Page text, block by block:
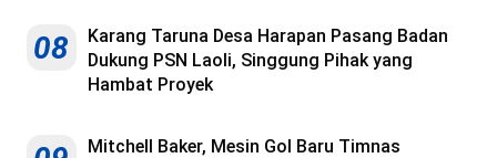
08
Karang Taruna Desa Harapan Pasang Badan
Dukung PSN Laoli, Singgung Pihak yang
Hambat Proyek
Mitchell Baker, Mesin Gol Baru Timnas